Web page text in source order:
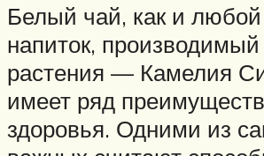
Белый чай, как и любой
напиток, производимый
растения — Камелия
имеет ряд
здоровья. Одними из